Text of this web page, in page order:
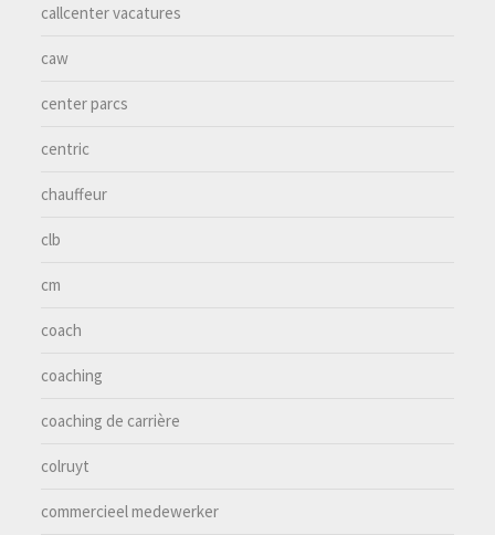
callcenter vacatures
caw
center parcs
centric
chauffeur
clb
cm
coach
coaching
coaching de carrière
colruyt
commercieel medewerker